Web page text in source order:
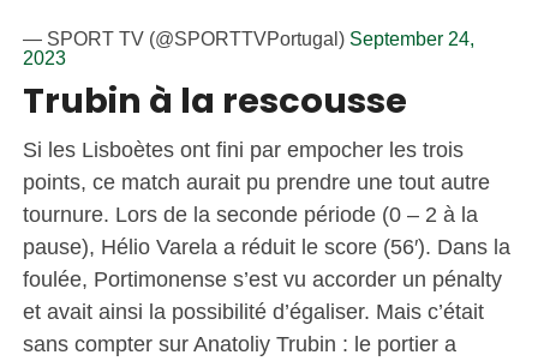
— SPORT TV (@SPORTTVPortugal) September 24,
2023
Trubin à la rescousse
Si les Lisboètes ont fini par empocher les trois
points, ce match aurait pu prendre une tout autre
tournure. Lors de la seconde période (0 – 2 à la
pause), Hélio Varela a réduit le score (56′). Dans la
foulée, Portimonense s’est vu accorder un pénalty
et avait ainsi la possibilité d’égaliser. Mais c’était
sans compter sur Anatoliy Trubin : le portier a